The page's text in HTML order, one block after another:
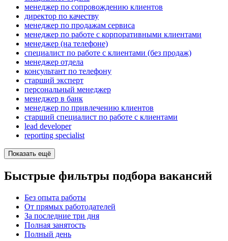
менеджер по сопровождению клиентов
директор по качеству
менеджер по продажам сервиса
менеджер по работе с корпоративными клиентами
менеджер (на телефоне)
специалист по работе с клиентами (без продаж)
менеджер отдела
консультант по телефону
старший эксперт
персональный менеджер
менеджер в банк
менеджер по привлечению клиентов
старший специалист по работе с клиентами
lead developer
reporting specialist
Показать ещё
Быстрые фильтры подбора вакансий
Без опыта работы
От прямых работодателей
За последние три дня
Полная занятость
Полный день